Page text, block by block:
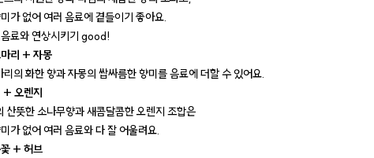
가 없어 여러 음료에 곁들이기 좋아요.
료와 연상시키기 good!
리 + 자몽
리의 화한 향과 자몽의 쌉싸름한 향미를 음료에 더할 수 있어요.
+ 오렌지
산뜻한 소나무향과 새콤달콤한 오렌지 조합은
가 없어 여러 음료와 다 잘 어울려요.
+ 허브